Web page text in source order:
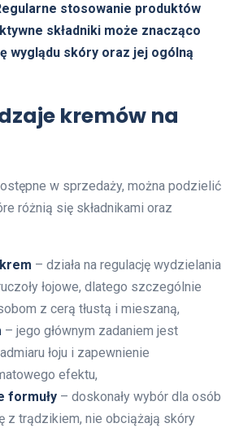
stosowanie produktów
składniki może znacząco
wyglądu skóry oraz jej ogólną
kremów na
w sprzedaży, można podzielić
różnią się składnikami oraz
– działa na regulację wydzielania
łojowe, dlatego szczególnie
z cerą tłustą i mieszaną,
– jego głównym zadaniem jest
łoju i zapewnienie
efektu,
formuły – doskonały wybór dla osób
z trądzikiem, nie obciążają skóry